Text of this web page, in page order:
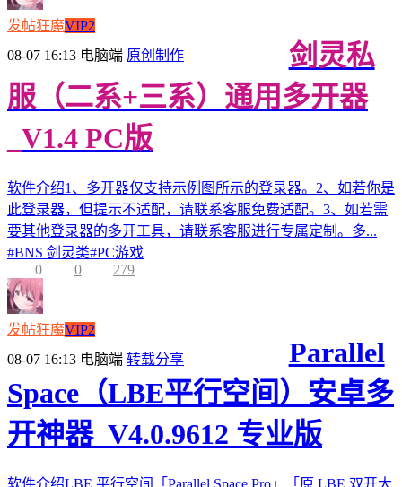
发帖狂魔VIP2
08-07 16:13 电脑端 原创制作
剑灵私
服（二系+三系）通用多开器
_V1.4 PC版
软件介绍1、多开器仅支持示例图所示的登录器。2、如若你是
此登录器，但提示不适配，请联系客服免费适配。3、如若需
要其他登录器的多开工具，请联系客服进行专属定制。多...
#BNS 剑灵类#PC游戏
0
0 279
发帖狂魔VIP2
08-07 16:13 电脑端 转载分享
Parallel
Space（LBE平行空间）安卓多
开神器_V4.0.9612 专业版
软件介绍LBE 平行空间「Parallel Space Pro」「原 LBE 双开大